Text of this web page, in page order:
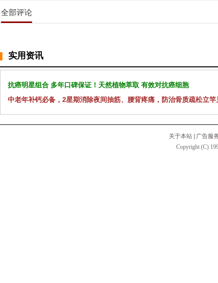
全部评论
实用资讯
抗癌明星组合 多年口碑保证！天然植物萃取 有效对抗癌细胞
中老年补钙必备，2星期消除夜间抽筋、腰背疼痛，防治骨质疏松立竿
关于本站
广告服
Copyright (C)